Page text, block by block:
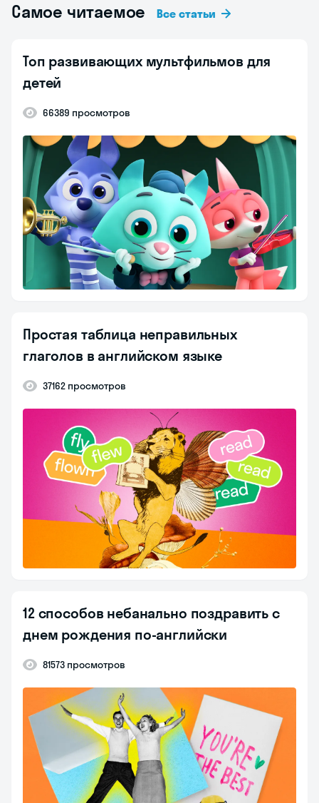
Самое читаемое Все статьи
Топ развивающих мультфильмов для
детей
66389 просмотров
Простая таблица неправильных
глаголов в английском языке
37162 просмотров
12 способов небанально поздравить с
днем рождения по-английски
81573 просмотров